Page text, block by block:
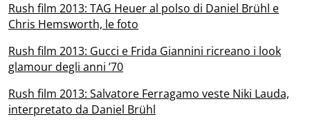
Rush film 2013: TAG Heuer al polso di Daniel Brühl e
Chris Hemsworth, le foto
Rush film 2013: Gucci e Frida Giannini ricreano i look
glamour degli anni ’70
Rush film 2013: Salvatore Ferragamo veste Niki Lauda,
interpretato da Daniel Brühl